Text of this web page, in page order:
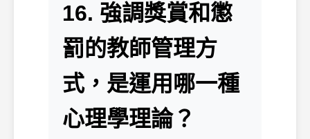
16. 強調獎賞和懲
罰的教師管理方
式，是運用哪一種
心理學理論？